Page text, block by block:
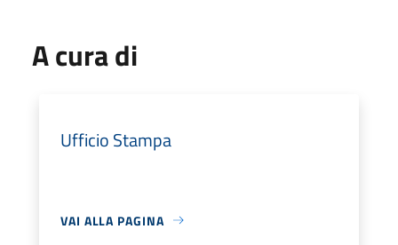
A cura di
Ufficio Stampa
VAI ALLA PAGINA